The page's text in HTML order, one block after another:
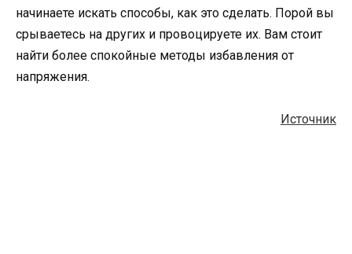
начинаете искать способы, как это сделать. Порой вы
срываетесь на других и провоцируете их. Вам стоит
найти более спокойные методы избавления от
напряжения.
Источник